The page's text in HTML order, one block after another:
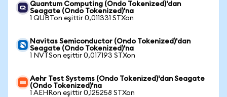
Quantum Computing (Ondo Tokenized)'dan
Seagate (Ondo Tokenized)'na
1 QUBTon eşittir 0,011331 STXon
Navitas Semiconductor (Ondo Tokenized)'dan
Seagate (Ondo Tokenized)'na
1 NVTSon eşittir 0,017193 STXon
Aehr Test Systems (Ondo Tokenized)'dan Seagate
(Ondo Tokenized)'na
1 AEHRon eşittir 0,125258 STXon